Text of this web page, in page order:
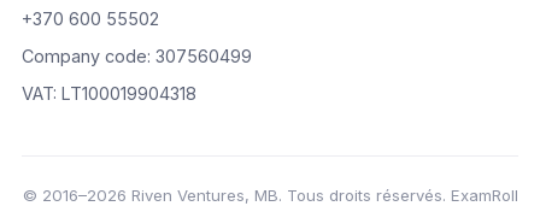
+370 600 55502
Company code: 307560499
VAT: LT100019904318
© 2016–2026 Riven Ventures, MB. Tous droits réservés. ExamRoll